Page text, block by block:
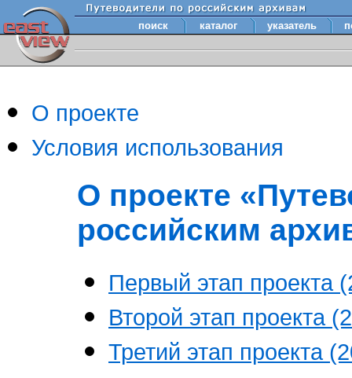
поиск каталог указатель
О проекте
Условия использования
О проекте
российским
Первый этап проекта
Второй этап проекта
Третий этап проекта